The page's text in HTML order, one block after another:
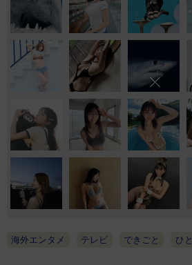
海外エンタメ テレビ できごと ひと